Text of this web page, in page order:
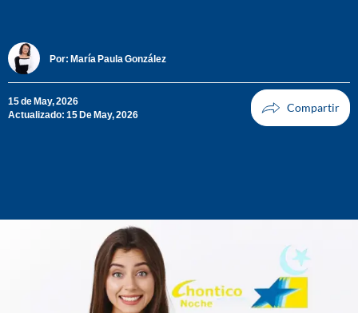
Por: María Paula González
15 de May, 2026
Actualizado: 15 De May, 2026